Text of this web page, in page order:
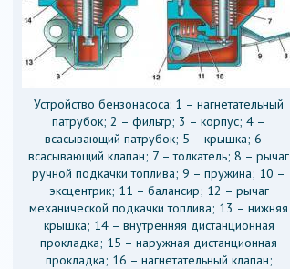
Устройство бензонасоса: 1 – нагнетательный
патрубок; 2 – фильтр; 3 – корпус; 4 –
всасывающий патрубок; 5 – крышка; 6 –
всасывающий клапан; 7 – толкатель; 8 – рычаг
ручной подкачки топлива; 9 – пружина; 10 –
эксцентрик; 11 – балансир; 12 – рычаг
механической подкачки топлива; 13 – нижняя
крышка; 14 – внутренняя дистанционная
прокладка; 15 – наружная дистанционная
прокладка; 16 – нагнетательный клапан;